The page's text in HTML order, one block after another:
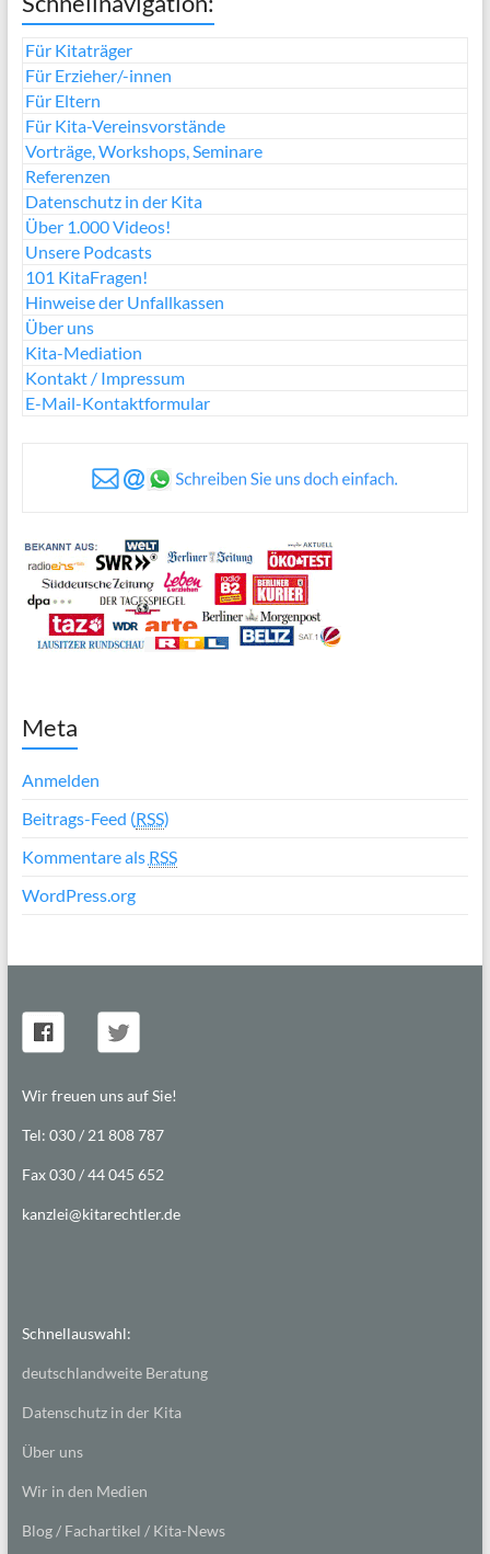
Für Kitaträger
Für Erzieher/-innen
Für Eltern
Für Kita-Vereinsvorstände
Vorträge, Workshops, Seminare
Referenzen
Datenschutz in der Kita
Über 1.000 Videos!
Unsere Podcasts
101 KitaFragen!
Hinweise der Unfallkassen
Über uns
Kita-Mediation
Kontakt / Impressum
E-Mail-Kontaktformular
Meta
Anmelden
Beitrags-Feed (RSS)
Kommentare als RSS
WordPress.org
Wir freuen uns auf Sie!
Tel: 030 / 21 808 787
Fax 030 / 44 045 652
kanzlei@kitarechtler.de
Schnellauswahl:
deutschlandweite Beratung
Datenschutz in der Kita
Über uns
Wir in den Medien
Blog / Fachartikel / Kita-News